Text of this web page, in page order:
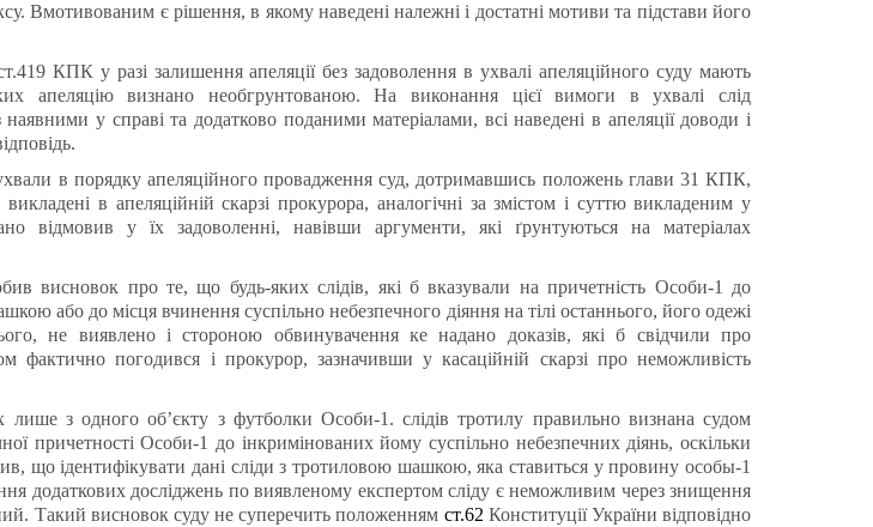
Вмотивованим є рішення, в якому наведені належні і достатні мотиви та підстави його
КПК у разі залишення апеляції без задоволення в ухвалі апеляційного суду мають
апеляцію визнано необгрунтованою. На виконання цієї вимоги в ухвалі слід
наявними у справі та додатково поданими матеріалами, всі наведені в апеляції доводи і
в порядку апеляційного провадження суд, дотримавшись положень глави 31 КПК,
в апеляційній скарзі прокурора, аналогічні за змістом і суттю викладеним у
відмовив у їх задоволенні, навівши аргументи, які ґрунтуються на матеріалах
висновок про те, що будь-яких слідів, які б вказували на причетність Особи-1 до
або до місця вчинення суспільно небезпечного діяння на тілі останнього, його одежі
не виявлено і стороною обвинувачення ке надано доказів, які б свідчили про
фактично погодився і прокурор, зазначивши у касаційній скарзі про неможливість
лише з одного об’єкту з футболки Особи-1. слідів тротилу правильно визнана судом
причетності Особи-1 до інкримінованих йому суспільно небезпечних діянь, оскільки
що ідентифікувати дані сліди з тротиловою шашкою, яка ставиться у провину особы-1
додаткових досліджень по виявленому експертом сліду є неможливим через знищення
Такий висновок суду не суперечить положенням ст.62 Конституції України відповідно